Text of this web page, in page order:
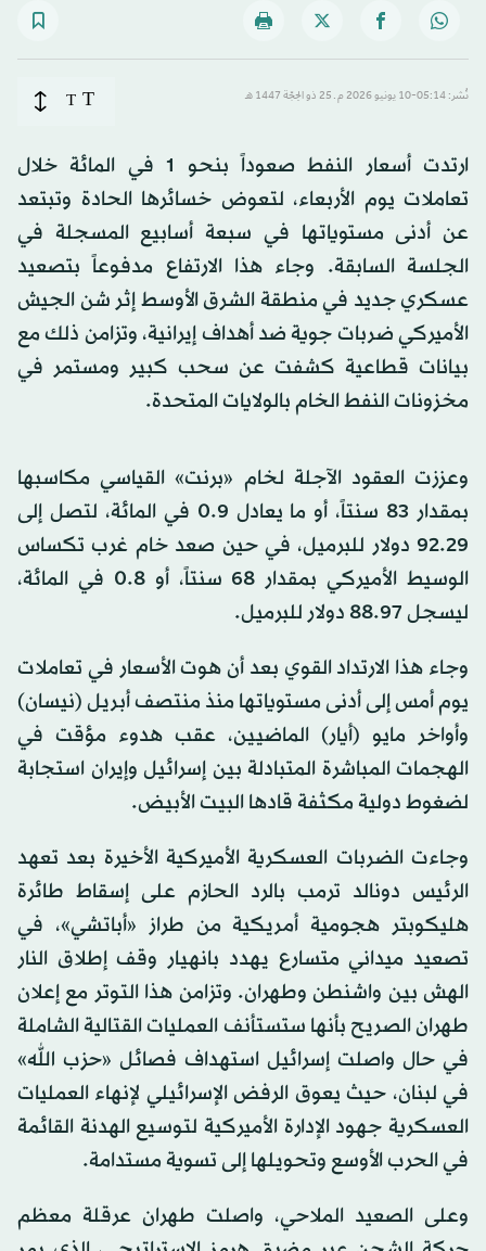
نُشر: 05:14-10 يونيو 2026 م ـ 25 ذو الحِجّة 1447 هـ T
T
ارتدت أسعار النفط صعوداً بنحو 1 في المائة خلال
تعاملات يوم الأربعاء، لتعوض خسائرها الحادة وتبتعد
عن أدنى مستوياتها في سبعة أسابيع المسجلة في
الجلسة السابقة. وجاء هذا الارتفاع مدفوعاً بتصعيد
عسكري جديد في منطقة الشرق الأوسط إثر شن الجيش
الأميركي ضربات جوية ضد أهداف إيرانية، وتزامن ذلك مع
بيانات قطاعية كشفت عن سحب كبير ومستمر في
مخزونات النفط الخام بالولايات المتحدة.
وعززت العقود الآجلة لخام «برنت» القياسي مكاسبها
بمقدار 83 سنتاً، أو ما يعادل 0.9 في المائة، لتصل إلى
92.29 دولار للبرميل، في حين صعد خام غرب تكساس
الوسيط الأميركي بمقدار 68 سنتاً، أو 0.8 في المائة،
ليسجل 88.97 دولار للبرميل.
وجاء هذا الارتداد القوي بعد أن هوت الأسعار في تعاملات
يوم أمس إلى أدنى مستوياتها منذ منتصف أبريل (نيسان)
وأواخر مايو (أيار) الماضيين، عقب هدوء مؤقت في
الهجمات المباشرة المتبادلة بين إسرائيل وإيران استجابة
لضغوط دولية مكثفة قادها البيت الأبيض.
وجاءت الضربات العسكرية الأميركية الأخيرة بعد تعهد
الرئيس دونالد ترمب بالرد الحازم على إسقاط طائرة
هليكوبتر هجومية أمريكية من طراز «أباتشي»، في
تصعيد ميداني متسارع يهدد بانهيار وقف إطلاق النار
الهش بين واشنطن وطهران. وتزامن هذا التوتر مع إعلان
طهران الصريح بأنها ستستأنف العمليات القتالية الشاملة
في حال واصلت إسرائيل استهداف فصائل «حزب الله»
في لبنان، حيث يعوق الرفض الإسرائيلي لإنهاء العمليات
العسكرية جهود الإدارة الأميركية لتوسيع الهدنة القائمة
في الحرب الأوسع وتحويلها إلى تسوية مستدامة.
وعلى الصعيد الملاحي، واصلت طهران عرقلة معظم